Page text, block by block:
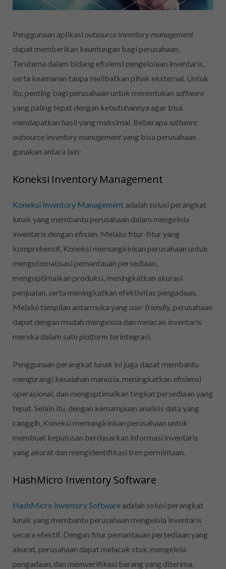
Penggunaan aplikasi outsource inventory management
dapat memberikan keuntungan bagi perusahaan.
Terutama dalam bidang efisiensi pengelolaan inventaris,
serta keamanan tanpa melibatkan pihak eksternal. Untuk
itu, penting bagi perusahaan untuk menentukan software
yang paling tepat dengan kebutuhannya agar bisa
mendapatkan hasil yang maksimal. Beberapa software
outsource inventory managementyang bisa perusahaan
gunakan antara lain:
Koneksi Inventory Management
Koneksi Inventory Management adalah solusi perangkat
lunak yang membantu perusahaan dalam mengelola
inventaris dengan efisien. Melalui fitur-fitur yang
komprehensif, Koneksi memungkinkan perusahaan untuk
mengotomatisasi pemantauan persediaan,
mengoptimalkan produksi, meningkatkan akurasi
penjualan, serta meningkatkan efektivitas pengadaan.
Melalui tampilan antarmuka yang user-friendly, perusahaan
dapat dengan mudah mengelola dan melacak inventaris
mereka dalam satu platform terintegrasi.
Penggunaan perangkat lunak ini juga dapat membantu
mengurangi kesalahan manusia, meningkatkan efisiensi
operasional, dan mengoptimalkan tingkat persediaan yang
tepat. Selain itu, dengan kemampuan analisis data yang
canggih, Koneksi memungkinkan perusahaan untuk
membuat keputusan berdasarkan informasi inventaris
yang akurat dan mengidentifikasi tren permintaan.
HashMicro Inventory Software
HashMicro Inventory Software adalah solusi perangkat
lunak yang membantu perusahaan mengelola inventaris
secara efektif. Dengan fitur pemantauan persediaan yang
akurat, perusahaan dapat melacak stok, mengelola
pengadaan, dan memverifikasi barang yang diterima.